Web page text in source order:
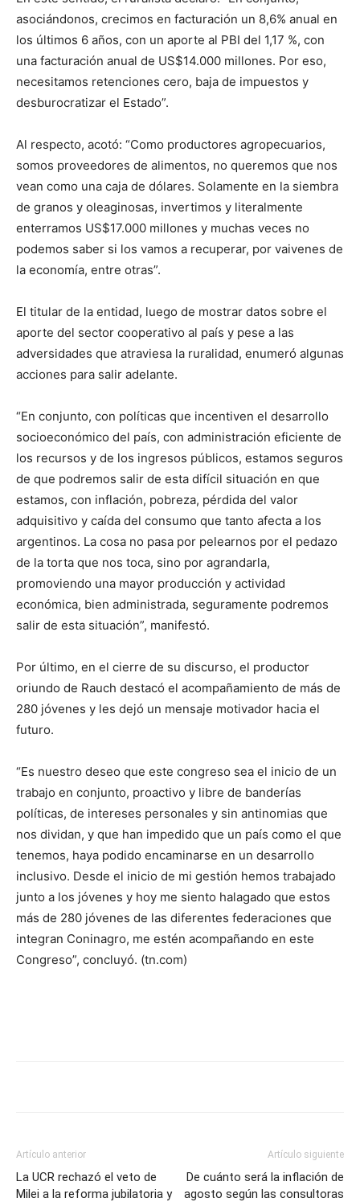
asociándonos, crecimos en facturación un 8,6% anual en
los últimos 6 años, con un aporte al PBI del 1,17 %, con
una facturación anual de US$14.000 millones. Por eso,
necesitamos retenciones cero, baja de impuestos y
desburocratizar el Estado”.
Al respecto, acotó: “Como productores agropecuarios,
somos proveedores de alimentos, no queremos que nos
vean como una caja de dólares. Solamente en la siembra
de granos y oleaginosas, invertimos y literalmente
enterramos US$17.000 millones y muchas veces no
podemos saber si los vamos a recuperar, por vaivenes de
la economía, entre otras”.
El titular de la entidad, luego de mostrar datos sobre el
aporte del sector cooperativo al país y pese a las
adversidades que atraviesa la ruralidad, enumeró algunas
acciones para salir adelante.
“En conjunto, con políticas que incentiven el desarrollo
socioeconómico del país, con administración eficiente de
los recursos y de los ingresos públicos, estamos seguros
de que podremos salir de esta difícil situación en que
estamos, con inflación, pobreza, pérdida del valor
adquisitivo y caída del consumo que tanto afecta a los
argentinos. La cosa no pasa por pelearnos por el pedazo
de la torta que nos toca, sino por agrandarla,
promoviendo una mayor producción y actividad
económica, bien administrada, seguramente podremos
salir de esta situación”, manifestó.
Por último, en el cierre de su discurso, el productor
oriundo de Rauch destacó el acompañamiento de más de
280 jóvenes y les dejó un mensaje motivador hacia el
futuro.
“Es nuestro deseo que este congreso sea el inicio de un
trabajo en conjunto, proactivo y libre de banderías
políticas, de intereses personales y sin antinomias que
nos dividan, y que han impedido que un país como el que
tenemos, haya podido encaminarse en un desarrollo
inclusivo. Desde el inicio de mi gestión hemos trabajado
junto a los jóvenes y hoy me siento halagado que estos
más de 280 jóvenes de las diferentes federaciones que
integran Coninagro, me estén acompañando en este
Congreso”, concluyó. (tn.com)
Artículo anterior
La UCR rechazó el veto de
Milei a la reforma jubilatoria y
Artículo siguiente
De cuánto será la inflación de
agosto según las consultoras